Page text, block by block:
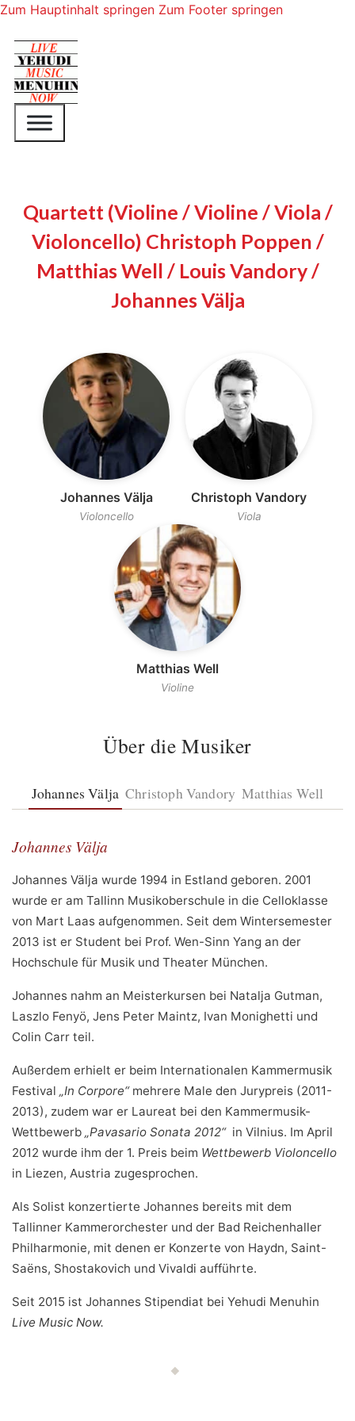
Zum Hauptinhalt springen Zum Footer springen
Quartett (Violine / Violine / Viola /
Violoncello) Christoph Poppen /
Matthias Well / Louis Vandory /
Johannes Välja
Johannes Välja
Violoncello
Christoph Vandory
Viola
Matthias Well
Violine
Über die Musiker
Johannes Välja Christoph Vandory Matthias Well
Johannes Välja
Johannes Välja wurde 1994 in Estland geboren. 2001
wurde er am Tallinn Musikoberschule in die Celloklasse
von Mart Laas aufgenommen. Seit dem Wintersemester
2013 ist er Student bei Prof. Wen-Sinn Yang an der
Hochschule für Musik und Theater München.
Johannes nahm an Meisterkursen bei Natalja Gutman,
Laszlo Fenyö, Jens Peter Maintz, Ivan Monighetti und
Colin Carr teil.
Außerdem erhielt er beim Internationalen Kammermusik
Festival „In Corpore“mehrere Male den Jurypreis (2011-
2013), zudem war er Laureat bei den Kammermusik-
Wettbewerb „Pavasario Sonata 2012“in Vilnius. Im April
2012 wurde ihm der 1. Preis beim Wettbewerb Violoncello
in Liezen, Austria zugesprochen.
Als Solist konzertierte Johannes bereits mit dem
Tallinner Kammerorchester und der Bad Reichenhaller
Philharmonie, mit denen er Konzerte von Haydn, Saint-
Saëns, Shostakovich und Vivaldi aufführte.
Seit 2015 ist Johannes Stipendiat bei Yehudi Menuhin
Live Music Now.